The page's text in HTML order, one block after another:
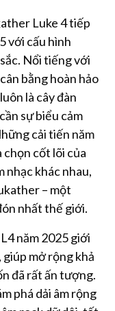
Luke 4 tiếp
với cấu hình
Nổi tiếng với
bằng hoàn hảo
là cây đàn
sự biểu cảm
cải tiến năm
chọn cốt lõi của
nhạc khác nhau,
– một
nhất thế giới.
năm 2025 giới
mở rộng khả
đã rất ấn tượng.
phá dải âm rộng